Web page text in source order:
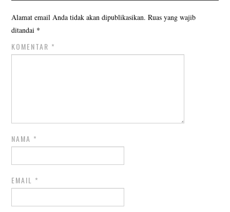
Alamat email Anda tidak akan dipublikasikan. Ruas yang wajib
ditandai *
KOMENTAR *
NAMA *
EMAIL *